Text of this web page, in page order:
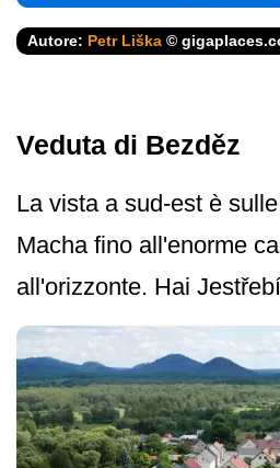
Autore: Petr Liška ©
Veduta di Bezděz
La vista a sud-est è
Macha fino all'enorme
all'orizzonte. Hai